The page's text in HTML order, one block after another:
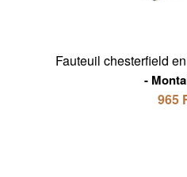
Fauteuil chesterfield
965